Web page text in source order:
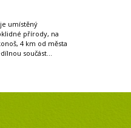
umístěný
přírody, na
4 km od města
součást...